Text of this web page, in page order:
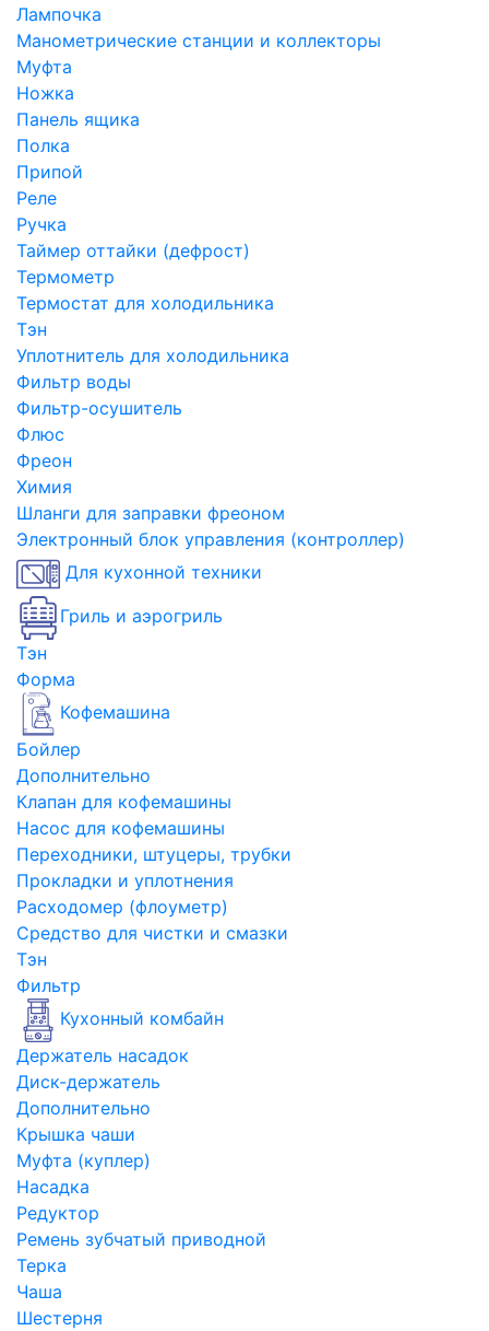
Лампочка
Манометрические станции и коллекторы
Муфта
Ножка
Панель ящика
Полка
Припой
Реле
Ручка
Таймер оттайки (дефрост)
Термометр
Термостат для холодильника
Тэн
Уплотнитель для холодильника
Фильтр воды
Фильтр-осушитель
Флюс
Фреон
Химия
Шланги для заправки фреоном
Электронный блок управления (контроллер)
Для кухонной техники
Гриль и аэрогриль
Тэн
Форма
Кофемашина
Бойлер
Дополнительно
Клапан для кофемашины
Насос для кофемашины
Переходники, штуцеры, трубки
Прокладки и уплотнения
Расходомер (флоуметр)
Средство для чистки и смазки
Тэн
Фильтр
Кухонный комбайн
Держатель насадок
Диск-держатель
Дополнительно
Крышка чаши
Муфта (куплер)
Насадка
Редуктор
Ремень зубчатый приводной
Терка
Чаша
Шестерня